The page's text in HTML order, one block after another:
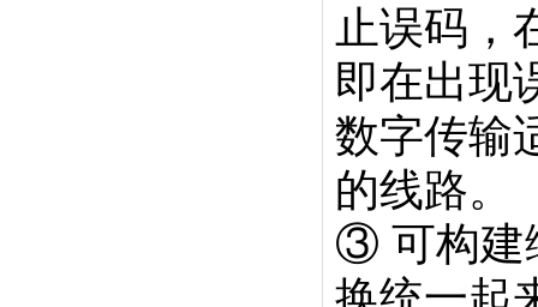
止误码，
即在出现
数字传输
的线路。
③ 可构建